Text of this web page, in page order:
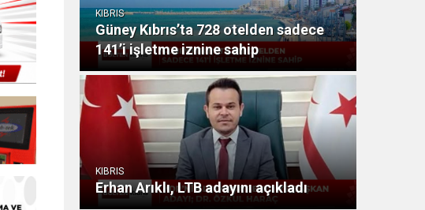
KIBRIS
Güney Kıbrıs’ta 728 otelden sadece
141’i işletme iznine sahip
KIBRIS
Erhan Arıklı, LTB adayını açıkladı